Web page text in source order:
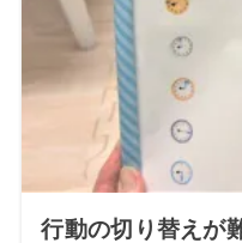
行動の切り替えが